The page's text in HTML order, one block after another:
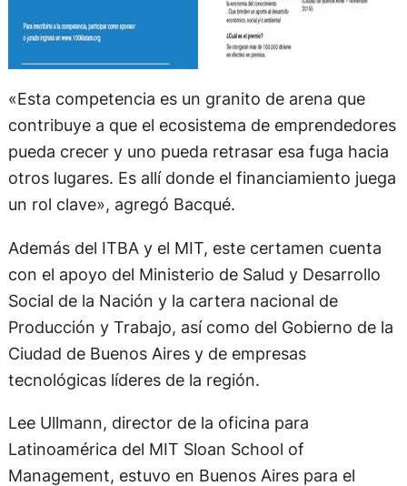
«Esta competencia es un granito de arena que
contribuye a que el ecosistema de emprendedores
pueda crecer y uno pueda retrasar esa fuga hacia
otros lugares. Es allí donde el financiamiento juega
un rol clave», agregó Bacqué.
Además del ITBA y el MIT, este certamen cuenta
con el apoyo del Ministerio de Salud y Desarrollo
Social de la Nación y la cartera nacional de
Producción y Trabajo, así como del Gobierno de la
Ciudad de Buenos Aires y de empresas
tecnológicas líderes de la región.
Lee Ullmann, director de la oficina para
Latinoamérica del MIT Sloan School of
Management, estuvo en Buenos Aires para el